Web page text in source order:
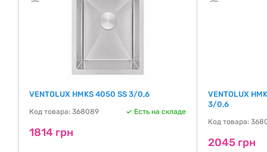
VENTOLUX HMKS 4050 SS 3/0,6
Код товара: 368089 Есть на складе
1814 грн
VENTOLUX
3/0,6
Код товара:
2045 грн